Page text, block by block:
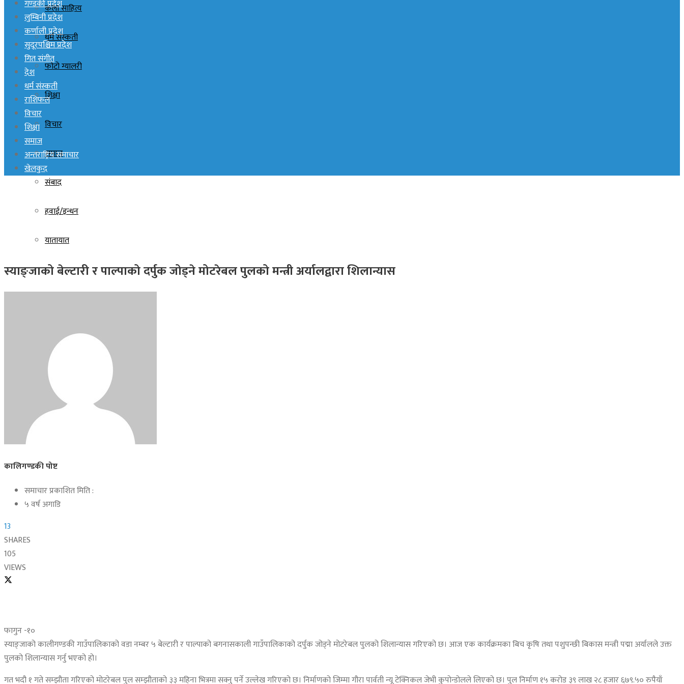
कला साहित्य
धर्म संस्कती
फोटो ग्यालरी
शिक्षा
विचार
समाज
संबाद
हवाई/इन्धन
यातायात
गण्डकी प्रदेश
लुम्बिनी प्रदेश
कर्णाली प्रदेश
सुदूरपश्चिम प्रदेश
गित संगीत
देश
धर्म संस्कती
राशिफल
विचार
शिक्षा
समाज
अन्तराष्ट्रिय समाचार
खेलकुद
स्याङ्जाको बेल्टारी र पाल्पाको दर्पुक जोड्ने मोटरेबल पुलको मन्त्री अर्यालद्वारा शिलान्यास
कालिगण्डकी पोष्ट
समाचार प्रकाशित मिति :
५ वर्ष अगाडि
13
SHARES
105
VIEWS
फागुन -१०
स्याङ्जाको कालीगण्डकी गाउँपालिकाको वडा नम्बर ५ बेल्टारी र पाल्पाको बगनासकाली गाउँपालिकाको दर्पुक जोड्ने मोटरेबल पुलको शिलान्यास गरिएको छ। आज एक कार्यक्रमका बिच कृषि तथा पशुपन्छी बिकास मन्त्री पद्मा अर्यालले उक्त
पुलको शिलान्यास गर्नु भएको हो।
गत भदौ १ गते सम्झौता गरिएको मोटरेबल पुल सम्झौताको ३३ महिना भित्रमा सक्नु पर्ने उल्लेख गरिएको छ। निर्माणको जिम्मा गौरा पार्वती न्यू टेक्निकल जेभी कुपोन्डोलले लिएको छ। पुल निर्माण १५ करोड ३९ लाख २८ हजार ६७९.५० रुपैयाँ